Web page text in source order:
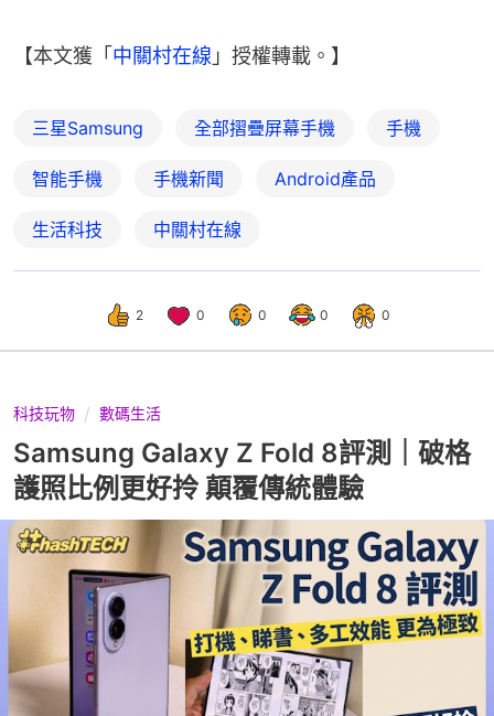
【本文獲「 中關村在線 」授權轉載。】
三星Samsung 全部摺疊屏幕手機 手機
智能手機 手機新聞 Android產品
生活科技 中關村在線
2 0 0 0 0
科技玩物 數碼生活
Samsung Galaxy Z Fold 8評測｜破格
護照比例更好拎 顛覆傳統體驗